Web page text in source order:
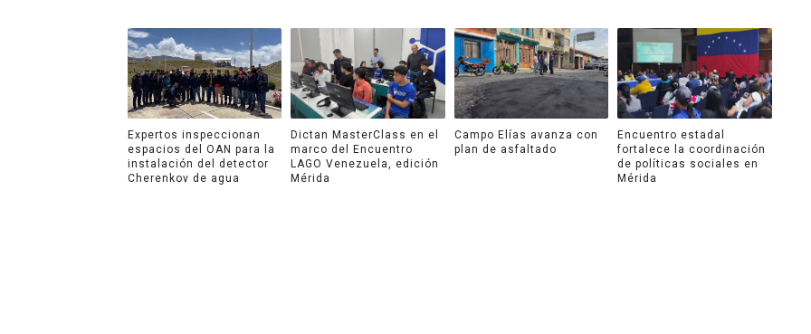
Expertos inspeccionan
espacios del OAN para la
instalación del detector
Cherenkov de agua
Dictan MasterClass en el
marco del Encuentro
LAGO Venezuela, edición
Mérida
Campo Elías avanza con
plan de asfaltado
Encuentro estadal
fortalece la coordinación
de políticas sociales en
Mérida